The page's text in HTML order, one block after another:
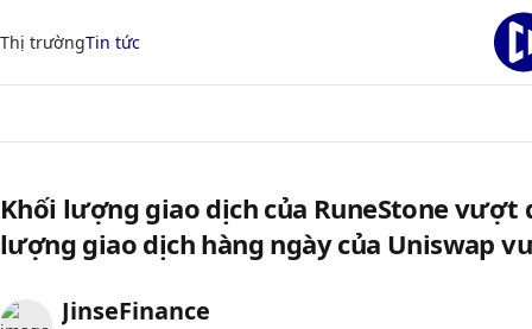
Thị trườngTin tức
Khối lượng giao dịch của RuneStone vượt
lượng giao dịch hàng ngày của Uniswap
JinseFinance